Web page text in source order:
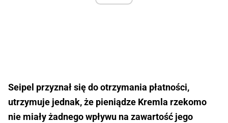
Seipel przyznał się do otrzymania płatności,
utrzymuje jednak, że pieniądze Kremla rzekomo
nie miały żadnego wpływu na zawartość jego